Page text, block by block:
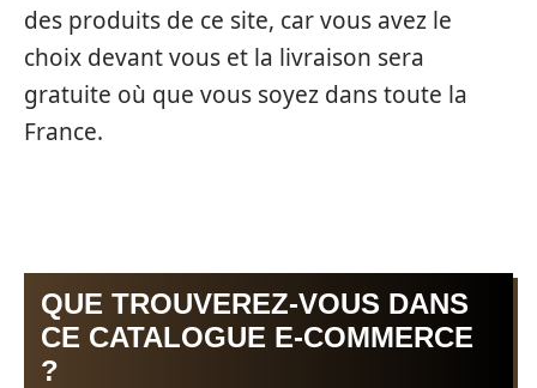
des produits de ce site, car vous avez le
choix devant vous et la livraison sera
gratuite où que vous soyez dans toute la
France.
QUE TROUVEREZ-VOUS DANS
CE CATALOGUE E-COMMERCE
?